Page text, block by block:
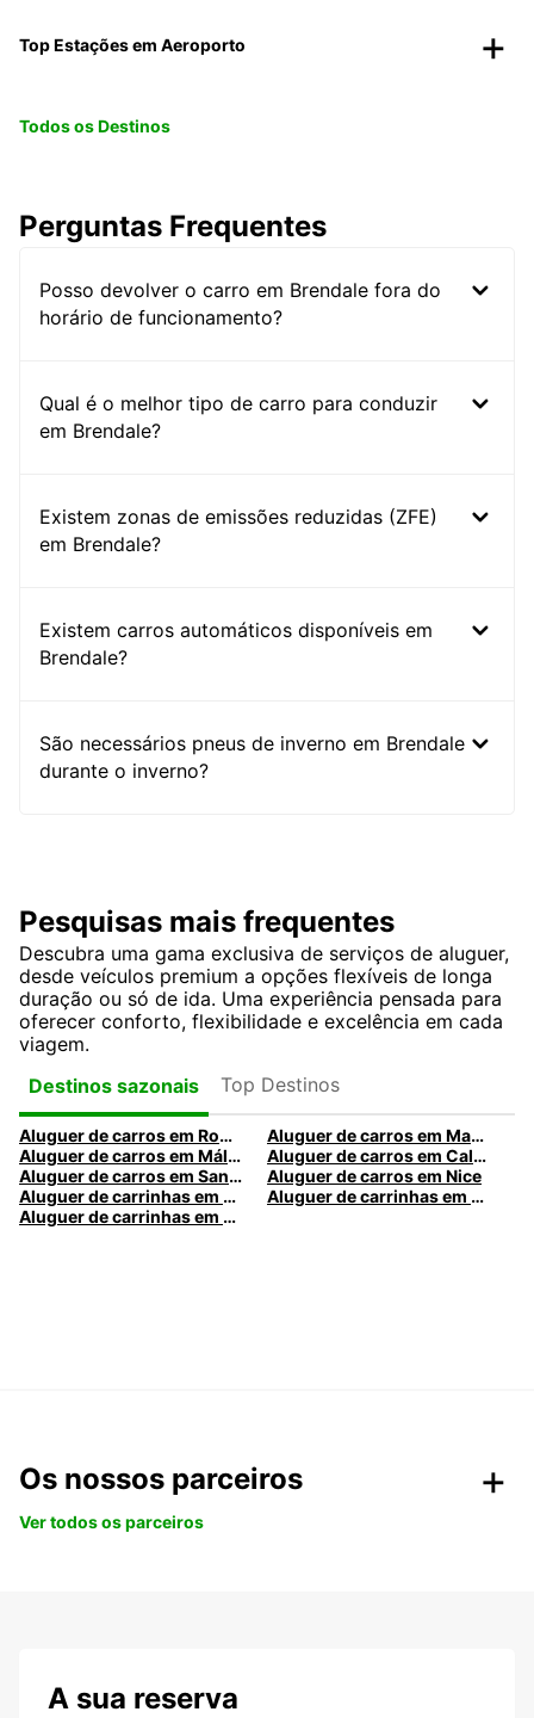
Top Estações em Aeroporto
Todos os Destinos
Perguntas Frequentes
Posso devolver o carro em Brendale fora do
horário de funcionamento?
Qual é o melhor tipo de carro para conduzir
em Brendale?
Existem zonas de emissões reduzidas (ZFE)
em Brendale?
Existem carros automáticos disponíveis em
Brendale?
São necessários pneus de inverno em Brendale
durante o inverno?
Pesquisas mais frequentes
Descubra uma gama exclusiva de serviços de aluguer,
desde veículos premium a opções flexíveis de longa
duração ou só de ida. Uma experiência pensada para
oferecer conforto, flexibilidade e excelência em cada
viagem.
Destinos sazonais
Top Destinos
Aluguer de carros em Roma
Aluguer de carros em Madrid
Aluguer de carros em Málaga
Aluguer de carros em Caldas da Rainha
Aluguer de carros em Santa Maria da Feira
Aluguer de carros em Nice
Aluguer de carrinhas em Nice
Aluguer de carrinhas em Santa Maria da Feira
Aluguer de carrinhas em Caldas da Rainha
Os nossos parceiros
Ver todos os parceiros
A sua reserva